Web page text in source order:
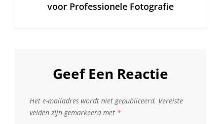
voor Professionele Fotografie
Geef Een Reactie
Het e-mailadres wordt niet gepubliceerd. Vereiste
velden zijn gemarkeerd met *